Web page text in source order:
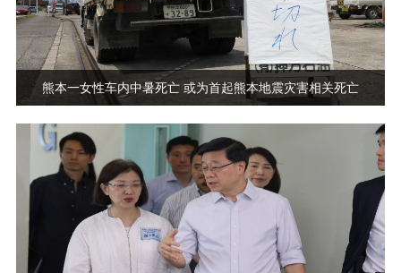
熊本一女性车内中暑死亡 或为首起熊本地震灾害相关死亡